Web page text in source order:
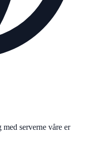
serverne våre er